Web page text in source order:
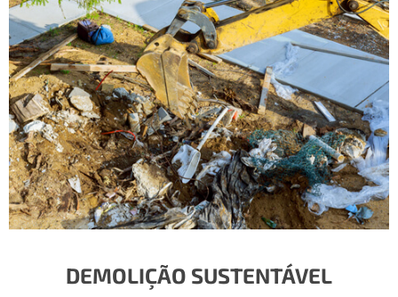
DEMOLIÇÃO SUSTENTÁVEL